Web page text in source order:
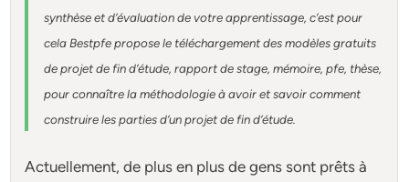
synthèse et d’évaluation de votre apprentissage, c’est pour
cela Bestpfepropose le téléchargement des modèles gratuits
de projet de fin d’étude, rapport de stage, mémoire, pfe, thèse,
pour connaître la méthodologie à avoir et savoir comment
construire les parties d’un projet de fin d’étude
Actuellement, de plus en plus de gens sont prêts à